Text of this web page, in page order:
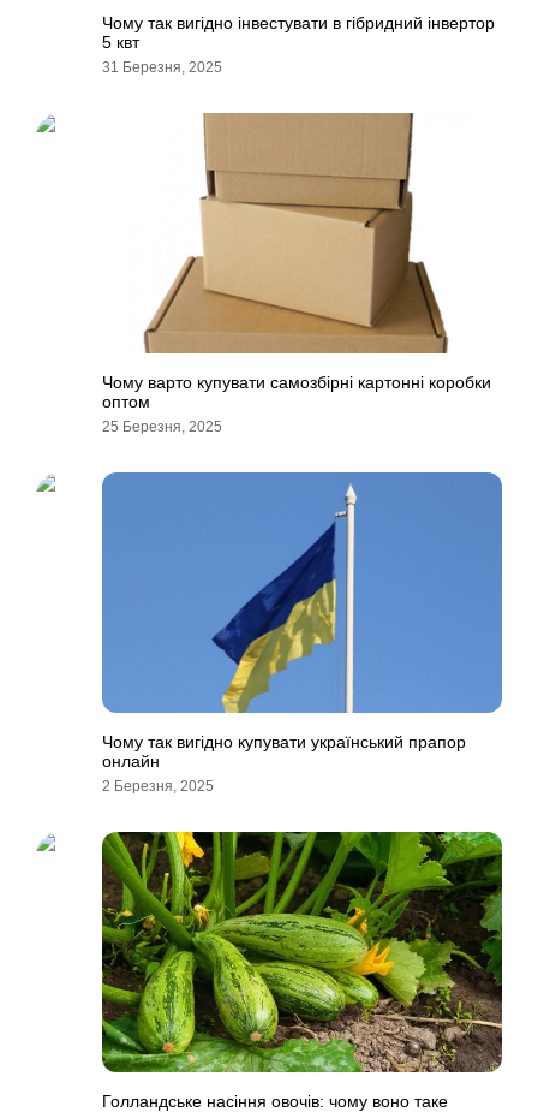
Чому так вигідно інвестувати в гібридний інвертор
5 квт
31 Березня, 2025
Чому варто купувати самозбірні картонні коробки
оптом
25 Березня, 2025
Чому так вигідно купувати український прапор
онлайн
2 Березня, 2025
Голландське насіння овочів: чому воно таке